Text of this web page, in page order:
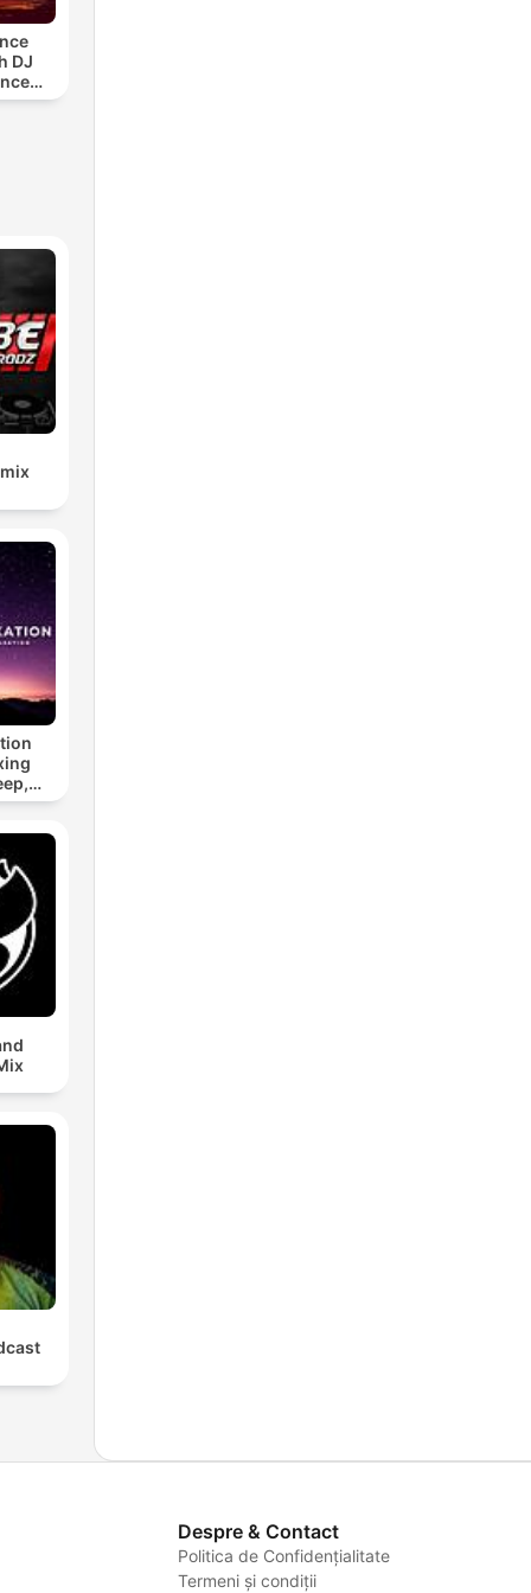
DJ
Despre & Contact
Politica de Confidențialitate
Termeni și condiții